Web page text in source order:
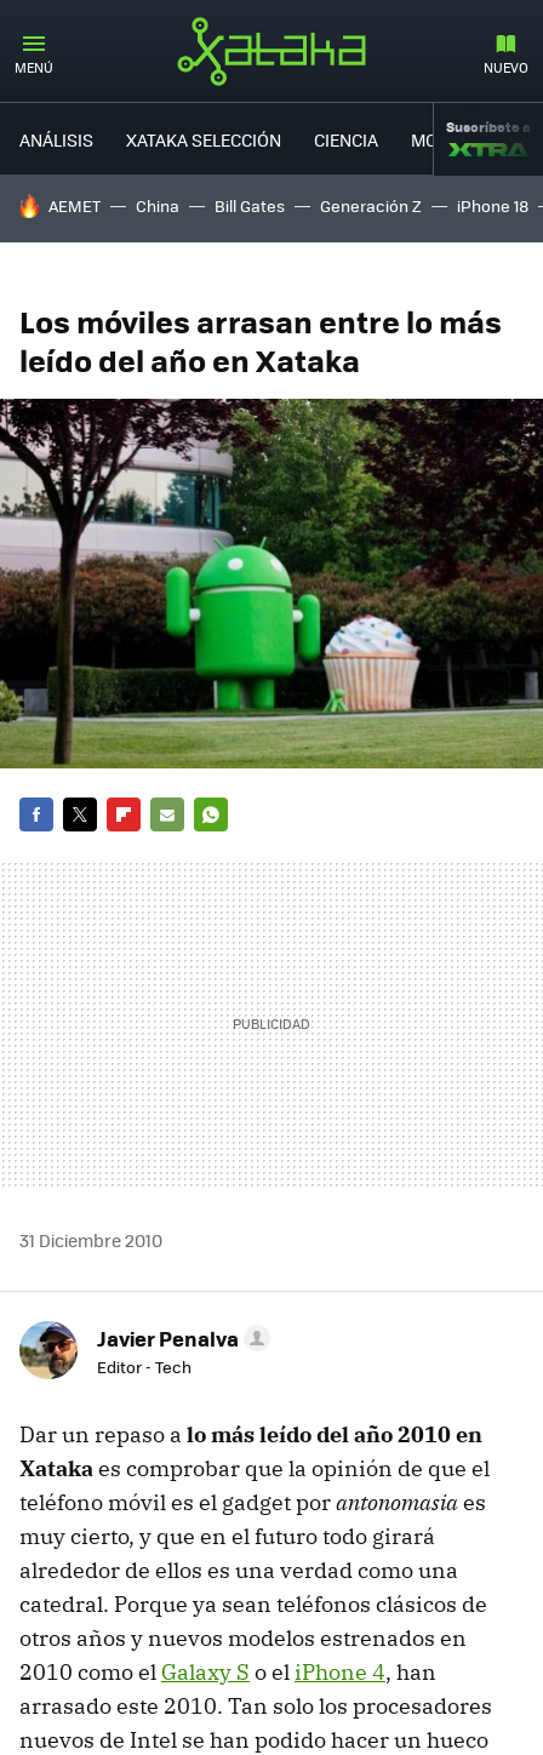
MENÚ NUEVO
ANÁLISIS XATAKA SELECCIÓN CIENCIA MOVILIDAD
Suscríbete a
HOY SE HABLA DE
AEMET China Bill Gates Generación Z iPhone 18
Los móviles arrasan entre lo más
leído del año en Xataka
MAIL
31 Diciembre 2010
Javier Penalva
Editor - Tech
Dar un repaso a lo más leído del año 2010 en
Xatakaes comprobar que la opinión de que el
teléfono móvil es el gadget porantonomasiaes
muy cierto, y que en el futuro todo girará
alrededor de ellos es una verdad como una
catedral. Porque ya sean teléfonos clásicos de
otros años y nuevos modelos estrenados en
2010 como el Galaxy S o eliPhone 4, han
arrasado este 2010. Tan solo los procesadores
nuevos de Intel se han podido hacer un hueco